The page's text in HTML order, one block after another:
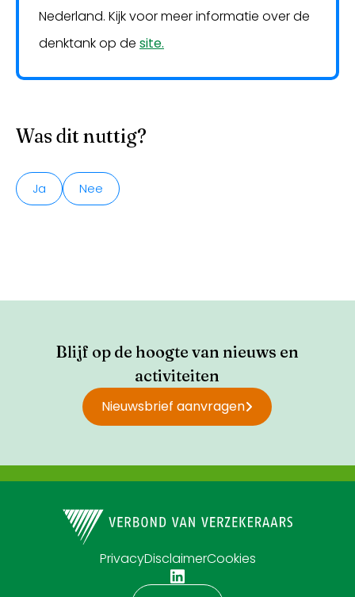
Nederland. Kijk voor meer informatie over de
denktank op de site.
Was dit nuttig?
Ja Nee
Blijf op de hoogte van nieuws en
activiteiten
Nieuwsbrief aanvragen
PrivacyDisclaimerCookies